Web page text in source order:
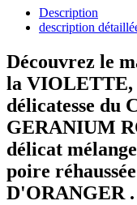
Description
description
Découvrez le
la VIOLETTE,
délicatesse du
GERANIUM
délicat
poire
D'ORANGER .